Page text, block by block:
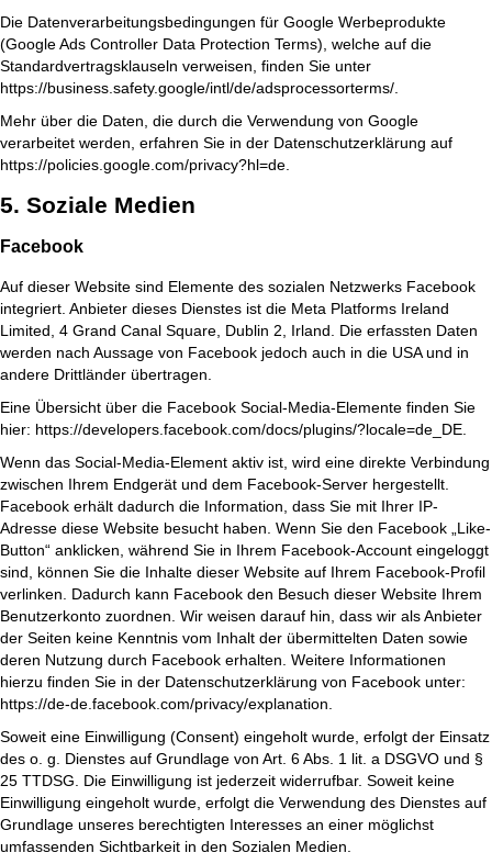
Die Datenverarbeitungsbedingungen für Google Werbeprodukte
(Google Ads Controller Data Protection Terms), welche auf die
Standardvertragsklauseln verweisen, finden Sie unter
https://business.safety.google/intl/de/adsprocessorterms/
Mehr über die Daten, die durch die Verwendung von Google
verarbeitet werden, erfahren Sie in der Datenschutzerklärung auf
https://policies.google.com/privacy?hl=de
5. Soziale Medien
Facebook
Auf dieser Website sind Elemente des sozialen Netzwerks Facebook
integriert. Anbieter dieses Dienstes ist die Meta Platforms Ireland
Limited, 4 Grand Canal Square, Dublin 2, Irland. Die erfassten Daten
werden nach Aussage von Facebook jedoch auch in die USA und in
andere Drittländer übertragen.
Eine Übersicht über die Facebook Social-Media-Elemente finden Sie
hier: https://developers.facebook.com/docs/plugins/?locale=de_DE
Wenn das Social-Media-Element aktiv ist, wird eine direkte Verbindung
zwischen Ihrem Endgerät und dem Facebook-Server hergestellt.
Facebook erhält dadurch die Information, dass Sie mit Ihrer IP-
Adresse diese Website besucht haben. Wenn Sie den Facebook „Like-
Button“ anklicken, während Sie in Ihrem Facebook-Account eingeloggt
sind, können Sie die Inhalte dieser Website auf Ihrem Facebook-Profil
verlinken. Dadurch kann Facebook den Besuch dieser Website Ihrem
Benutzerkonto zuordnen. Wir weisen darauf hin, dass wir als Anbieter
der Seiten keine Kenntnis vom Inhalt der übermittelten Daten sowie
deren Nutzung durch Facebook erhalten. Weitere Informationen
hierzu finden Sie in der Datenschutzerklärung von Facebook unter:
https://de-de.facebook.com/privacy/explanation
Soweit eine Einwilligung (Consent) eingeholt wurde, erfolgt der Einsatz
des o. g. Dienstes auf Grundlage von Art. 6 Abs. 1 lit. a DSGVO und §
25 TTDSG. Die Einwilligung ist jederzeit widerrufbar. Soweit keine
Einwilligung eingeholt wurde, erfolgt die Verwendung des Dienstes auf
Grundlage unseres berechtigten Interesses an einer möglichst
umfassenden Sichtbarkeit in den Sozialen Medien.